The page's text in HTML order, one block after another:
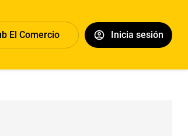
El Comercio Inicia sesión